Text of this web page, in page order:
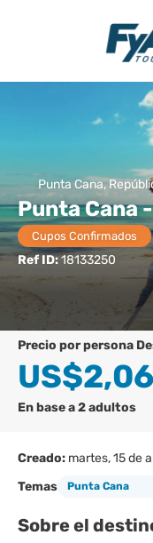
Punta Cana,
Punta Cana
Cupos Confirmados
Ref ID:18133250
precio por persona
En base a 2 adultos
Creado: martes, 15 de
Temas
Punta Cana
Sobre el